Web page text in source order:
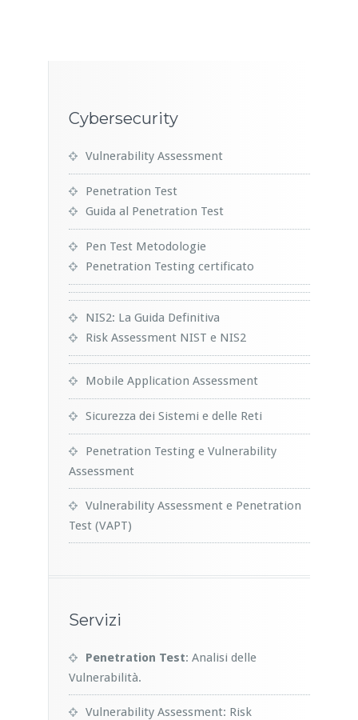
Cybersecurity
Vulnerability Assessment
Penetration Test
Guida al Penetration Test
Pen Test Metodologie
Penetration Testing certificato
NIS2: La Guida Definitiva
Risk Assessment NIST e NIS2
Mobile Application Assessment
Sicurezza dei Sistemi e delle Reti
Penetration Testing e Vulnerability
Assessment
Vulnerability Assessment e Penetration
Test (VAPT)
Servizi
Penetration Test: Analisi delle
Vulnerabilità.
Vulnerability Assessment: Risk